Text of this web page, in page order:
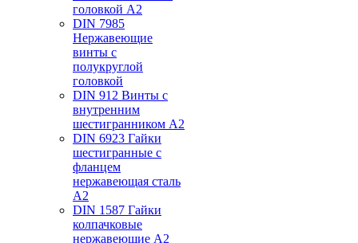
головкой А2
DIN 7985
Нержавеющие
винты с
полукруглой
головкой
DIN 912 Винты с
внутренним
шестигранником А2
DIN 6923 Гайки
шестигранные с
фланцем
нержавеющая сталь
А2
DIN 1587 Гайки
колпачковые
нержавеющие А2